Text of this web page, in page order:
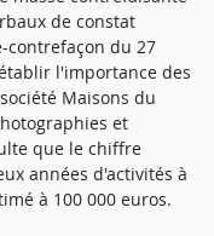
de constat
contrefaçon du 27
l'importance des
Maisons du
et
que le chiffre
années d'activités à
à 100 000 euros.